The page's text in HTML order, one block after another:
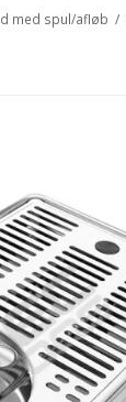
med spul/afløb /